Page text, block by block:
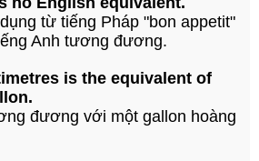
từ tiếng Pháp "bon appetit"
Anh tương đương.
is the equivalent of
đương với một gallon hoàng